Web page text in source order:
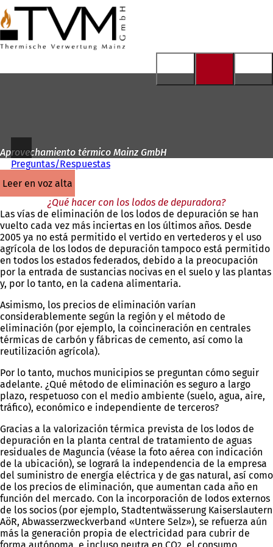
Saltar al contenido
la
página
de
inicio
Aprovechamiento térmico Mainz GmbH
Preguntas/Respuestas
leer en voz alta
¿Qué hacer con los lodos de depuradora?
Las vías de eliminación de los lodos de depuración se han
vuelto cada vez más inciertas en los últimos años. Desde
2005 ya no está permitido el vertido en vertederos y el uso
agrícola de los lodos de depuración tampoco está permitido
en todos los estados federados, debido a la preocupación
por la entrada de sustancias nocivas en el suelo y las plantas
y, por lo tanto, en la cadena alimentaria.
Asimismo, los precios de eliminación varían
considerablemente según la región y el método de
eliminación (por ejemplo, la coincineración en centrales
térmicas de carbón y fábricas de cemento, así como la
reutilización agrícola).
Por lo tanto, muchos municipios se preguntan cómo seguir
adelante. ¿Qué método de eliminación es seguro a largo
plazo, respetuoso con el medio ambiente (suelo, agua, aire,
tráfico), económico e independiente de terceros?
Gracias a la valorización térmica prevista de los lodos de
depuración en la planta central de tratamiento de aguas
residuales de Maguncia (véase la foto aérea con indicación
de la ubicación), se logrará la independencia de la empresa
del suministro de energía eléctrica y de gas natural, así como
de los precios de eliminación, que aumentan cada año en
función del mercado. Con la incorporación de lodos externos
de los socios (por ejemplo, Stadtentwässerung Kaiserslautern
AöR, Abwasserzweckverband «Untere Selz»), se refuerza aún
más la generación propia de electricidad para cubrir de